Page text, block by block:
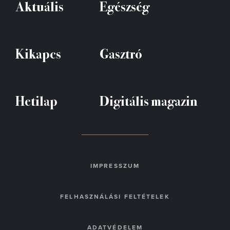
Aktuális Egészség
Kikapcs Gasztró
Hetilap Digitális magazin
IMPRESSZUM
FELHASZNÁLÁSI FELTÉTELEK
ADATVÉDELEM